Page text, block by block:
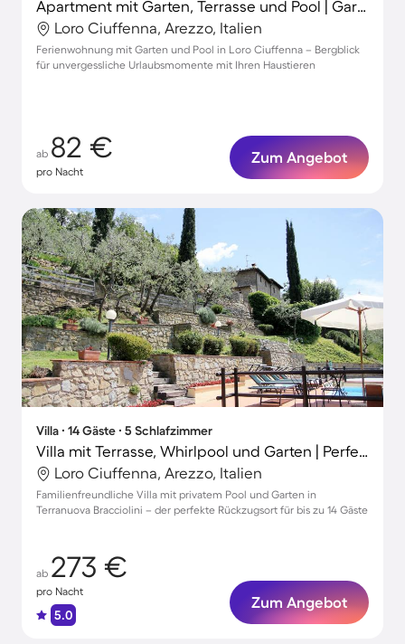
Apartment mit Garten, Terrasse und Pool | Gartenblick
Loro Ciuffenna, Arezzo, Italien
Ferienwohnung mit Garten und Pool in Loro Ciuffenna – Bergblick
für unvergessliche Urlaubsmomente mit Ihren Haustieren
ab 82 €
pro Nacht
Zum Angebot
Villa ∙ 14 Gäste ∙ 5 Schlafzimmer
Villa mit Terrasse, Whirlpool und Garten | Perfekt für die Arbeit von Zuhause
Loro Ciuffenna, Arezzo, Italien
Familienfreundliche Villa mit privatem Pool und Garten in
Terranuova Bracciolini – der perfekte Rückzugsort für bis zu 14 Gäste
ab 273 €
pro Nacht
5.0
Zum Angebot